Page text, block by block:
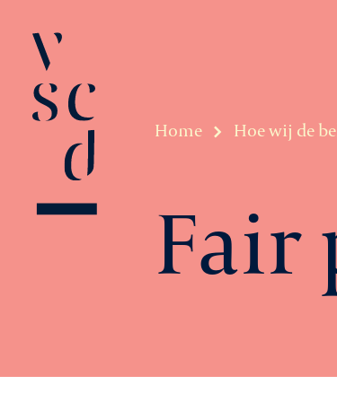
Over VSCD
Home Hoe wij de
Fair